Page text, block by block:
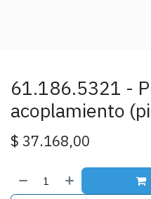
61.186.5321 -
acoplamiento
$ 37.168,00